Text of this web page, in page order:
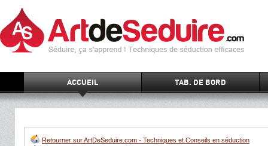
ACCUEIL TAB. DE BORD
Retourner sur ArtDeSeduire.com - Techniques et Conseils en séduction